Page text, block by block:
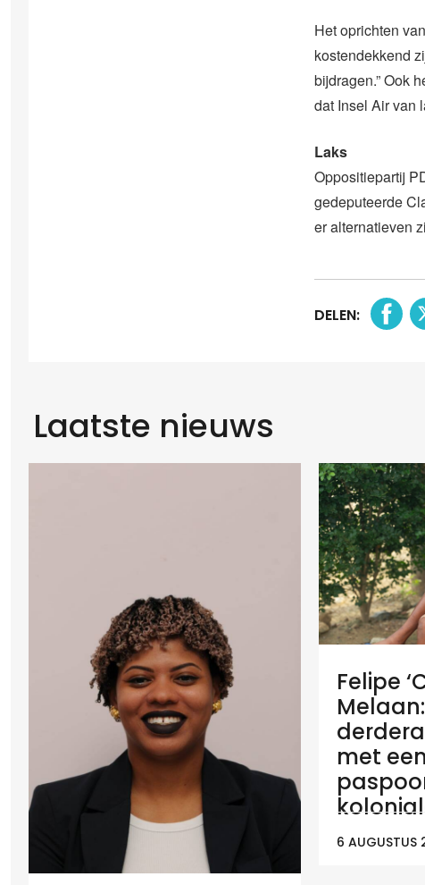
Het oprichten
kostendekkend
bijdragen.” Ook
dat Insel Air van
Laks
Oppositiepartij
gedeputeerde
er alternatieven
DELEN:
Laatste nieuws
Felipe
Melaan:
met
6 AUGUSTUS